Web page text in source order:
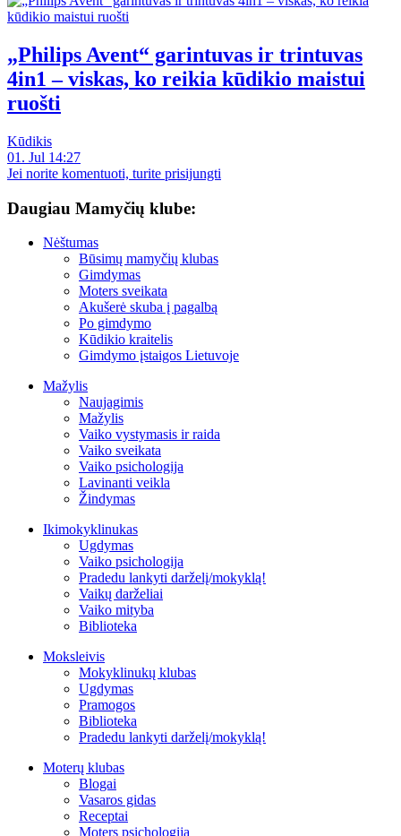
„Philips Avent“ garintuvas ir trintuvas
4in1 – viskas, ko reikia kūdikio maistui
ruošti
Kūdikis
01. Jul 14:27
Jei norite komentuoti, turite prisijungti
Daugiau Mamyčių klube:
Nėštumas
Būsimų mamyčių klubas
Gimdymas
Moters sveikata
Akušerė skuba į pagalbą
Po gimdymo
Kūdikio kraitelis
Gimdymo įstaigos Lietuvoje
Mažylis
Naujagimis
Mažylis
Vaiko vystymasis ir raida
Vaiko sveikata
Vaiko psichologija
Lavinanti veikla
Žindymas
Ikimokyklinukas
Ugdymas
Vaiko psichologija
Pradedu lankyti darželį/mokyklą!
Vaikų darželiai
Vaiko mityba
Biblioteka
Moksleivis
Mokyklinukų klubas
Ugdymas
Pramogos
Biblioteka
Pradedu lankyti darželį/mokyklą!
Moterų klubas
Blogai
Vasaros gidas
Receptai
Moters psichologija